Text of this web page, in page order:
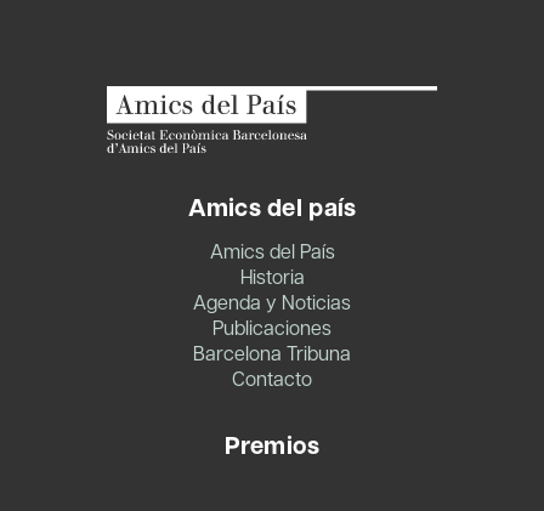
Amics del país
Amics del País
Historia
Agenda y Noticias
Publicaciones
Barcelona Tribuna
Contacto
Premios